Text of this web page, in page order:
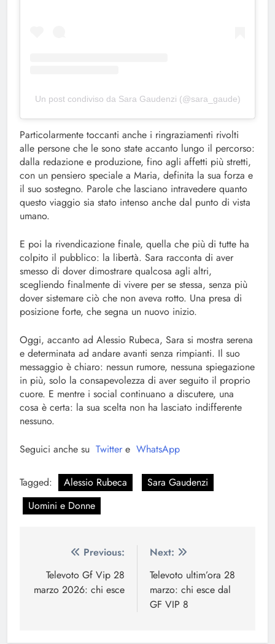
Un post condiviso da Sara Gaudenzi (@sara_gaude)
Particolarmente toccanti anche i ringraziamenti rivolti
alle persone che le sono state accanto lungo il percorso:
dalla redazione e produzione, fino agli affetti più stretti,
con un pensiero speciale a Maria, definita la sua forza e
il suo sostegno. Parole che lasciano intravedere quanto
questo viaggio sia stato intenso anche dal punto di vista
umano.
E poi la rivendicazione finale, quella che più di tutte ha
colpito il pubblico: la libertà. Sara racconta di aver
smesso di dover dimostrare qualcosa agli altri,
scegliendo finalmente di vivere per se stessa, senza più
dover sistemare ciò che non aveva rotto. Una presa di
posizione forte, che segna un nuovo inizio.
Oggi, accanto ad Alessio Rubeca, Sara si mostra serena
e determinata ad andare avanti senza rimpianti. Il suo
messaggio è chiaro: nessun rumore, nessuna spiegazione
in più, solo la consapevolezza di aver seguito il proprio
cuore. E mentre i social continuano a discutere, una
cosa è certa: la sua scelta non ha lasciato indifferente
nessuno.
Seguici anche su Twitter e WhatsApp
Tagged: Alessio Rubeca
Sara Gaudenzi
Uomini e Donne
Navigazione
articoli
Previous:
Televoto Gf Vip 28
marzo 2026: chi esce
Next:
Televoto ultim’ora 28
marzo: chi esce dal
GF VIP 8